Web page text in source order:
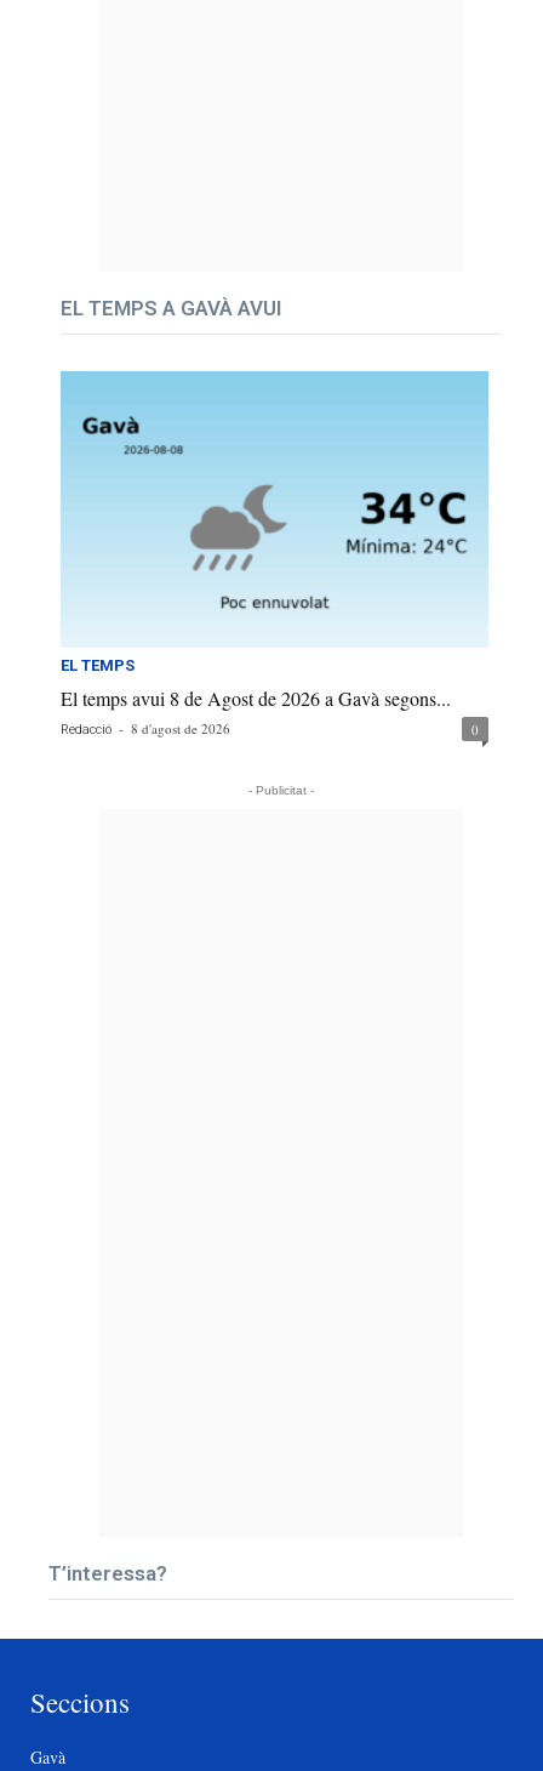
EL TEMPS A GAVÀ AVUI
EL TEMPS
El temps avui 8 de Agost de 2026 a Gavà segons...
Redacció - 8 d'agost de 2026 0
- Publicitat -
T’interessa?
Seccions
Gavà